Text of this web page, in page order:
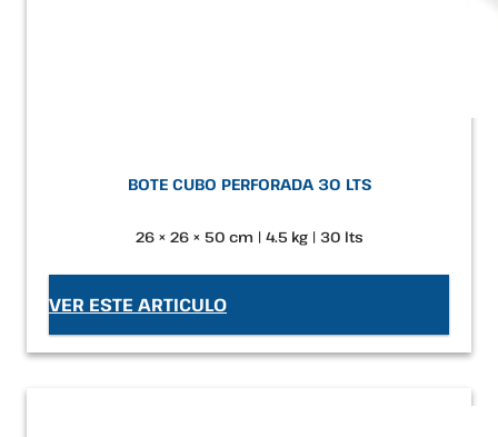
BOTE CUBO PERFORADA 30 LTS
26 × 26 × 50 cm | 4.5 kg | 30 lts
VER ESTE ARTICULO